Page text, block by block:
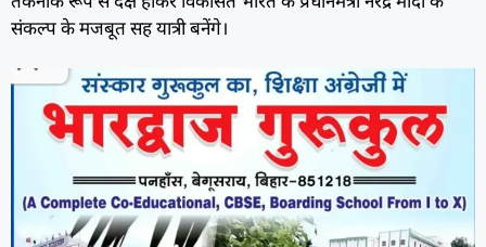
संकल्प के मजबूत सह यात्री बनेंगे।